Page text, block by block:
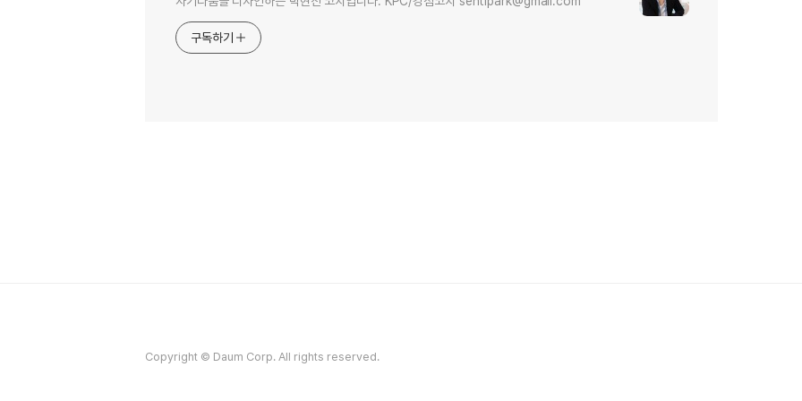
구독하기
Copyright © Daum Corp. All rights reserved.